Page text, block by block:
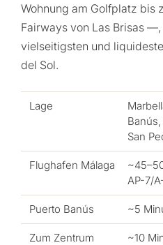
Wohnung am Golfplatz bis
Fairways von Las Brisas
vielseitigsten und
del Sol.
Lage
San
Flughafen Málaga
AP-7/
Puerto Banús ~5
Zum Zentrum
~10